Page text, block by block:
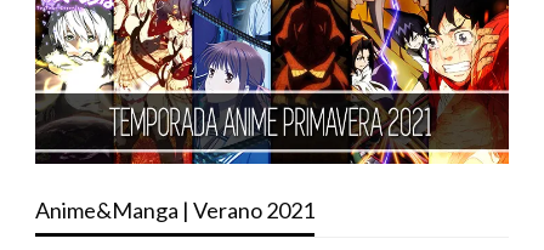
Anime&Manga | Verano 2021